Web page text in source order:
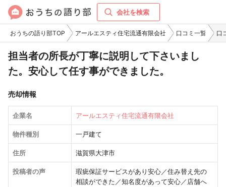
会社を検索
おうちの語り部TOP アールエスティ住宅流通有限会社 口コミ一覧 口
担当者の所長が丁寧に説明して下さいまし
た。安心して任す事ができました。
売却情報
企業名 アールエスティ住宅流通有限会社
物件種別 一戸建て
住所 滋賀県大津市
投稿者の声
瑕疵保証サービスがあり安心／住み替え先の
相談ができた／知名度があって安心／店舗へ